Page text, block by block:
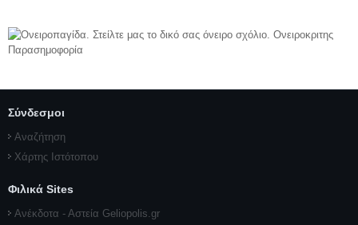
Σύνδεσμοι
Αναζήτηση
Χάρτης Ιστότοπου
Φιλικά Sites
Ανέκδοτα - Αστεία Geliopolis.gr